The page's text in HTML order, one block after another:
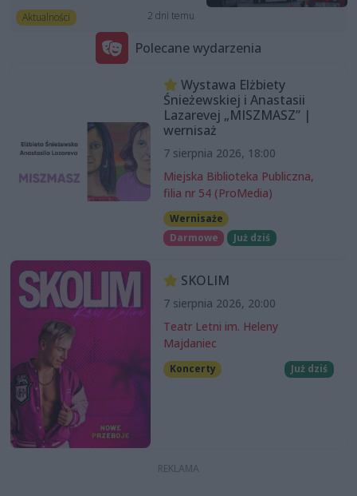
Aktualności 2 dni temu
Polecane wydarzenia
Wystawa Elżbiety
Śnieżewskiej i Anastasii
Lazarevej „MISZMASZ” |
wernisaż
7 sierpnia 2026, 18:00
Miejska Biblioteka Publiczna,
filia nr 54 (ProMedia)
Wernisaże
Darmowe
Już dziś
SKOLIM
7 sierpnia 2026, 20:00
Teatr Letni im. Heleny
Majdaniec
Koncerty Już dziś